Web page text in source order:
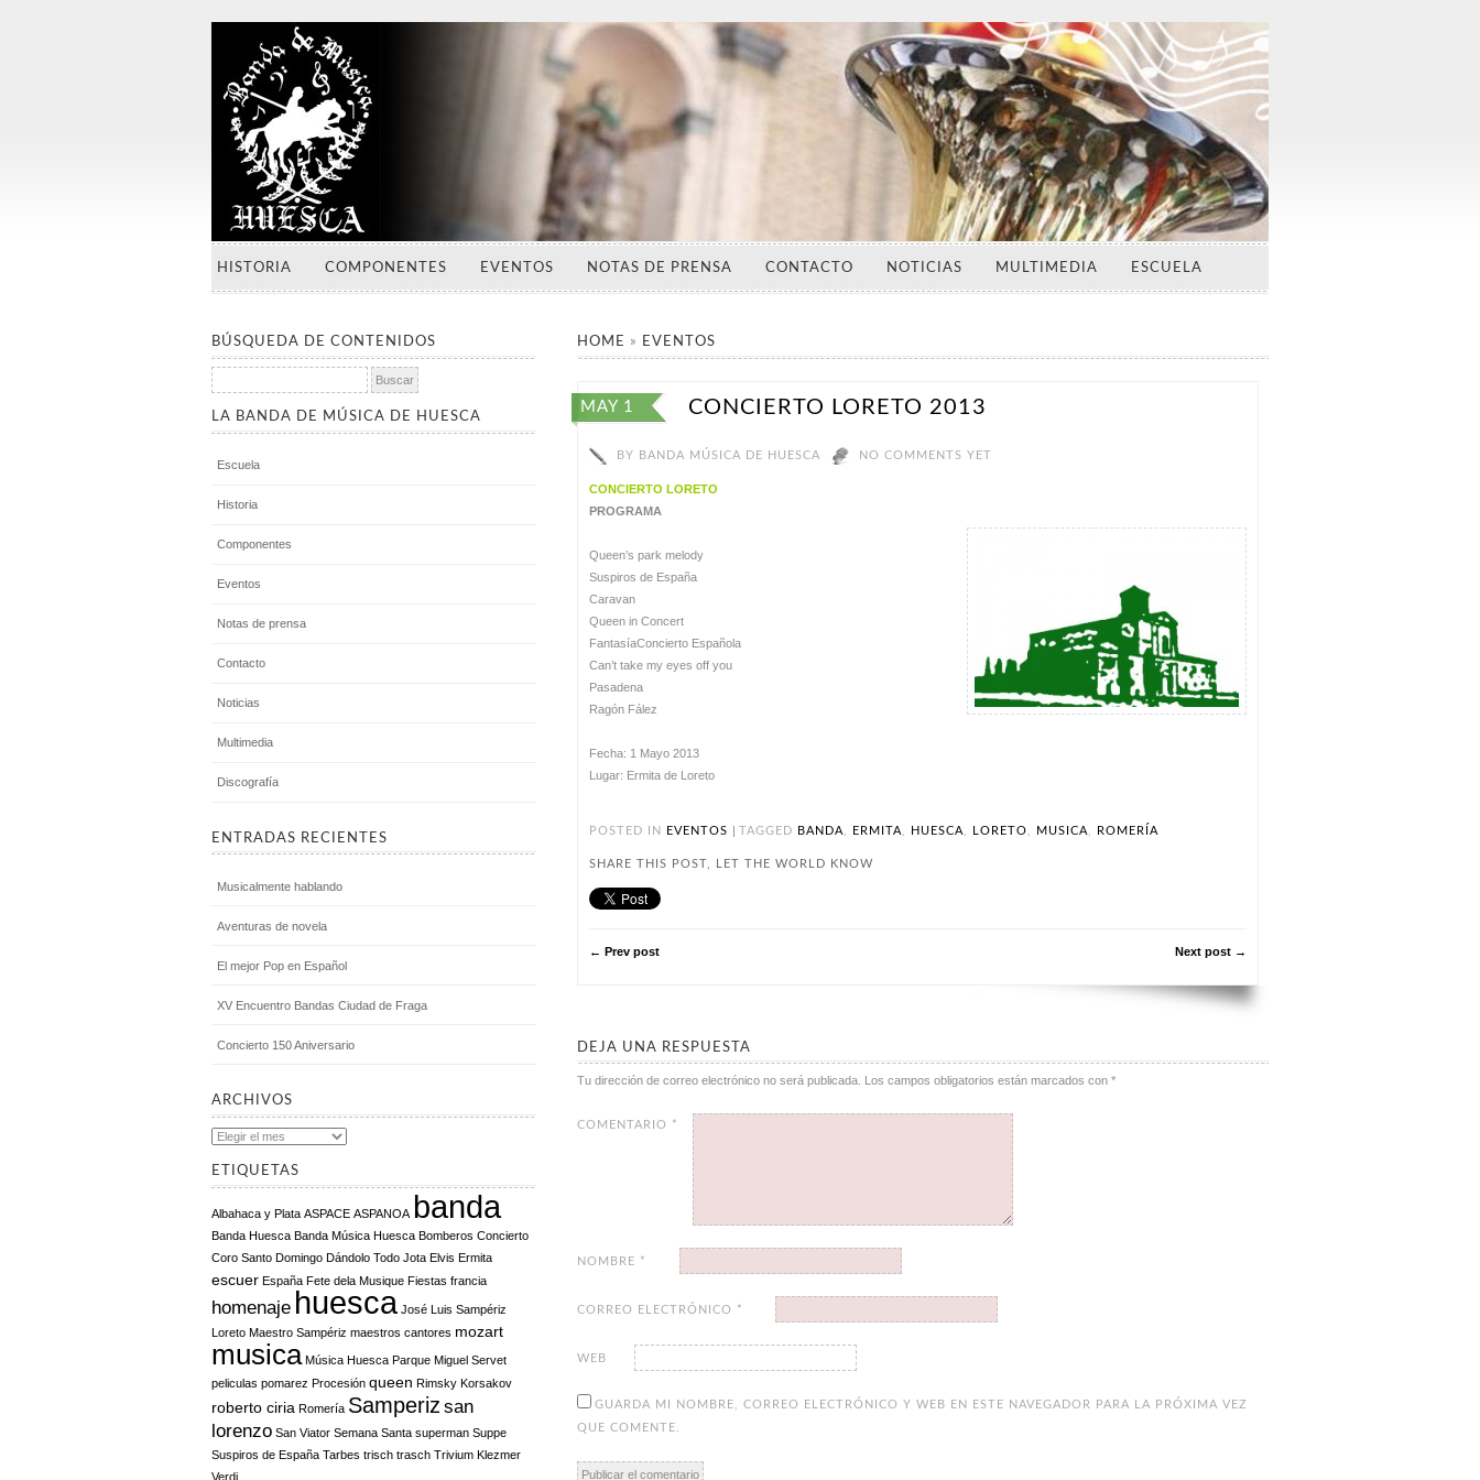
HISTORIA COMPONENTES EVENTOS NOTAS DE PRENSA CONTACTO NOTICIAS MULTIMEDIA ESCUELA
HOME » EVENTOS
MAY 1 CONCIERTO LORETO 2013
BY BANDA MÚSICA DE HUESCA NO COMMENTS YET
CONCIERTO LORETO
PROGRAMA
Queen’s park melody
Suspiros de España
Caravan
Queen in Concert
FantasíaConcierto Española
Can’t take my eyes off you
Pasadena
Ragón Fález
Fecha: 1 Mayo 2013
Lugar: Ermita de Loreto
POSTED IN EVENTOS |TAGGED BANDA ERMITA HUESCA LORETO MUSICA ROMERÍA
SHARE THIS POST, LET THE WORLD KNOW
← Prev post Next post →
DEJA UNA RESPUESTA
Tu dirección de correo electrónico no será publicada. Los campos obligatorios están marcados con*
COMENTARIO *
NOMBRE *
CORREO ELECTRÓNICO *
WEB
GUARDA MI NOMBRE, CORREO ELECTRÓNICO Y WEB EN ESTE NAVEGADOR PARA LA PRÓXIMA VEZ
QUE COMENTE.
BÚSQUEDA DE CONTENIDOS
Buscar:
LA BANDA DE MÚSICA DE HUESCA
Escuela
Historia
Componentes
Eventos
Notas de prensa
Contacto
Noticias
Multimedia
Discografía
ENTRADAS RECIENTES
Musicalmente hablando
Aventuras de novela
El mejor Pop en Español
XV Encuentro Bandas Ciudad de Fraga
Concierto 150 Aniversario
ARCHIVOS
Archivos
ETIQUETAS
Albahaca y Plata ASPACE ASPANOA banda
Banda Huesca Banda Música Huesca Bomberos Concierto
Coro Santo Domingo Dándolo Todo Jota Elvis Ermita
escuer España Fete dela Musique Fiestas francia
homenaje huesca José Luis Sampériz
Loreto Maestro Sampériz maestros cantores mozart
musica Música Huesca Parque Miguel Servet
peliculas pomarez Procesión queen Rimsky Korsakov
roberto ciria Romería Samperiz san
lorenzo San Viator Semana Santa superman Suppe
Suspiros de España Tarbes trisch trasch Trivium Klezmer
Verdi